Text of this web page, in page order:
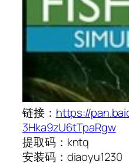
链接： https://
3Hka9zU6tTpaRgw
提取码：kntq
安装码：diaoyu1230